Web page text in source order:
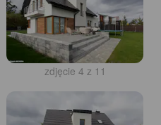
zdjęcie 4 z 11